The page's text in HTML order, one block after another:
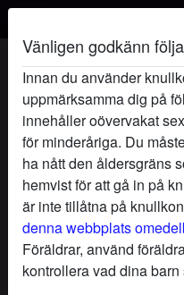
Vänligen godkänn
Innan du använder
uppmärksamma dig på
innehåller oövervakat
för minderåriga. Du
ha nått den åldersgräns
hemvist för att gå in på
är inte tillåtna på
denna webbplats
Föräldrar, använd
kontrollera vad dina